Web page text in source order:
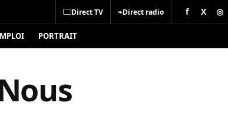
Direct TV ⌁Direct radio f X ◎
PORTRAIT